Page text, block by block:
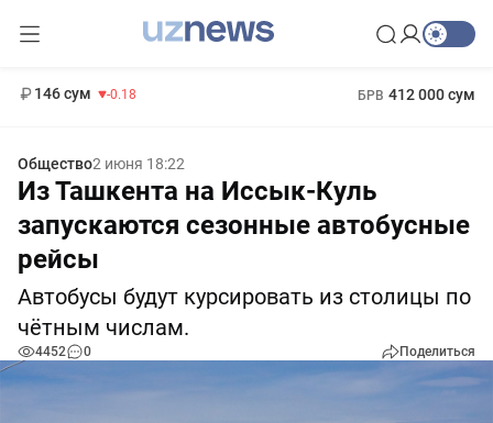
146 сум -0.18 БРВ 412 000 сум
Общество2 июня 18:22
Из Ташкента на Иссык-Куль
запускаются сезонные автобусные
рейсы
Автобусы будут курсировать из столицы по
чётным числам.
4452 0 Поделиться